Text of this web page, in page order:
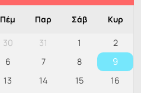
Πέμ Παρ Σάβ Κυρ
30 31 1
2
6 7 8 9
13 14 15
16